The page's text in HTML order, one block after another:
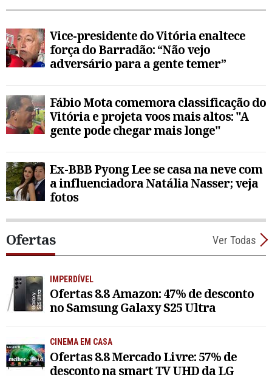
Vice-presidente do Vitória enaltece
força do Barradão: “Não vejo
adversário para a gente temer”
Fábio Mota comemora classificação do
Vitória e projeta voos mais altos: "A
gente pode chegar mais longe"
Ex-BBB Pyong Lee se casa na neve com
a influenciadora Natália Nasser; veja
fotos
Ofertas Ver Todas
IMPERDÍVEL
Ofertas 8.8 Amazon: 47% de desconto
no Samsung Galaxy S25 Ultra
CINEMA EM CASA
Ofertas 8.8 Mercado Livre: 57% de
desconto na smart TV UHD da LG